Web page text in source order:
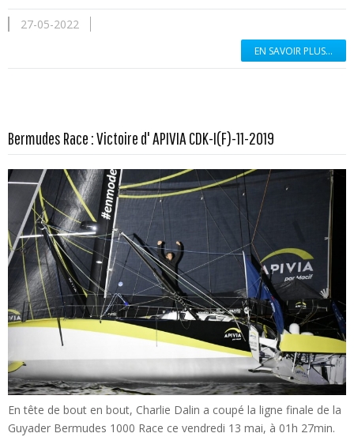
27-05-2022
EN SAVOIR PLUS...
Bermudes Race : Victoire d' APIVIA CDK-I(F)-11-2019
En tête de bout en bout, Charlie Dalin a coupé la ligne finale de la
Guyader Bermudes 1000 Race ce vendredi 13 mai, à 01h 27min.